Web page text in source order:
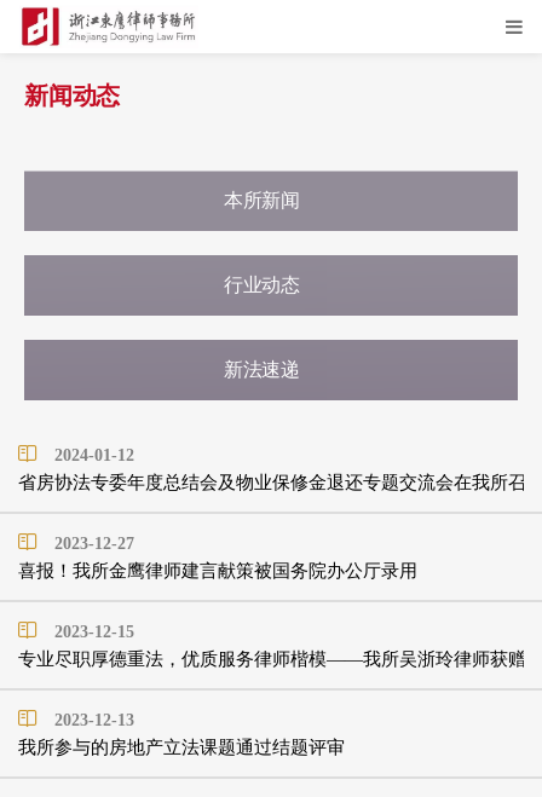
新闻动态
本所新闻
行业动态
新法速递
2024-01-12
省房协法专委年度总结会及物业保修金退还专题交流会在我所召
2023-12-27
喜报！我所金鹰律师建言献策被国务院办公厅录用
2023-12-15
专业尽职厚德重法，优质服务律师楷模——我所吴浙玲律师获赠
2023-12-13
我所参与的房地产立法课题通过结题评审